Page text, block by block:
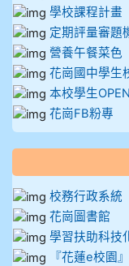
學校課程計畫
定期評量審題
營養午餐菜色
花崗國中學生
本校學生
花崗FB粉專
校務行政系統
花崗圖書館
學習扶助科技
『花蓮e校園